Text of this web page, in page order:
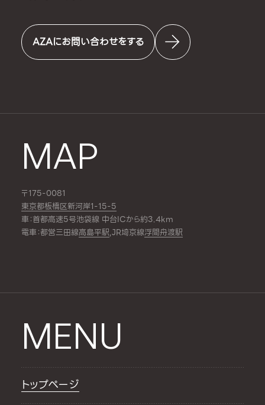
AZAにお問い合わせをする
MAP
〒175-0081
東京都板橋区新河岸1-15-5
車：首都高速5号池袋線 中台ICから約3.4km
電車：都営三田線高島平駅,JR埼京線浮間舟渡駅
MENU
トップページ